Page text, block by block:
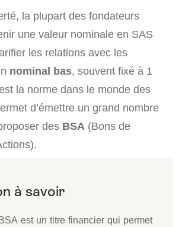
la plupart des fondateurs
une valeur nominale en SAS
les relations avec les
nominal bas, souvent fixé à 1
la norme dans le monde des
d’émettre un grand nombre
des BSA (Bons de
est un titre financier qui permet